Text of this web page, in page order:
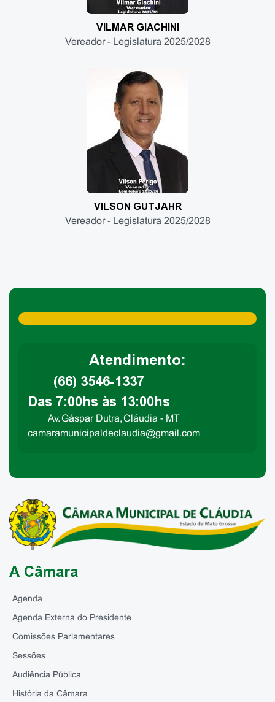
VILMAR GIACHINI
Vereador - Legislatura 2025/2028
VILSON GUTJAHR
Vereador - Legislatura 2025/2028
Atendimento:
(66) 3546-1337
Das 7:00hs às 13:00hs
Av. Gáspar Dutra, Cláudia - MT
camaramunicipaldeclaudia@gmail.com
A Câmara
Agenda
Agenda Externa do Presidente
Comissões Parlamentares
Sessões
Audiência Pública
História da Câmara